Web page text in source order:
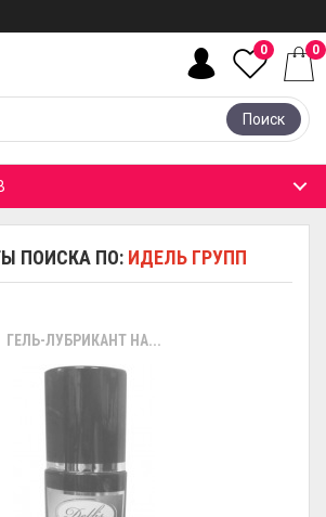
Поиск
0 0
ПОИСКА ПО: ИДЕЛЬ ГРУПП
ГЕЛЬ-ЛУБРИКАНТ НА...